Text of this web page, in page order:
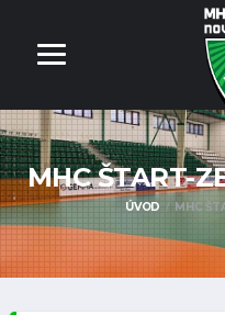
MHC ŠTART-
ÚVOD MHC